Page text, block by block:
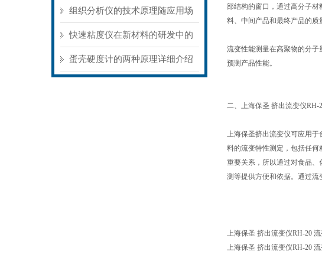
面？
组织分析仪的技术原理随应用场
景不同存在明显差异
快速粘度仪在新材料的研发中的
应用
蛋壳硬度计的两种原理详细介绍
部结构的窗口，通过高分子
料、中间产品和最终产品的质
流变性能测量在高聚物的分
预测产品性能。
二、上海保圣 挤出流变仪RH-
上海保圣挤出流变仪可应用
料的流变特性测定，包括任
重要关系，所以通过对食品
测等提供方便和依据。通过流
上海保圣 挤出流变仪RH-20
上海保圣 挤出流变仪RH-20